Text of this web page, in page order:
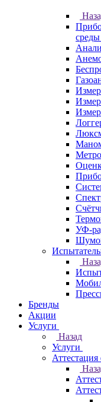
среды
УФ-
Бренды
Акции
Услуги
Назад
Услуги